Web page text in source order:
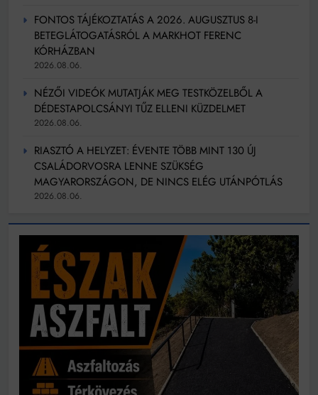
FONTOS TÁJÉKOZTATÁS A 2026. AUGUSZTUS 8-I
BETEGLÁTOGATÁSRÓL A MARKHOT FERENC
KÓRHÁZBAN
2026.08.06.
NÉZŐI VIDEÓK MUTATJÁK MEG TESTKÖZELBŐL A
DÉDESTAPOLCSÁNYI TŰZ ELLENI KÜZDELMET
2026.08.06.
RIASZTÓ A HELYZET: ÉVENTE TÖBB MINT 130 ÚJ
CSALÁDORVOSRA LENNE SZÜKSÉG
MAGYARORSZÁGON, DE NINCS ELÉG UTÁNPÓTLÁS
2026.08.06.